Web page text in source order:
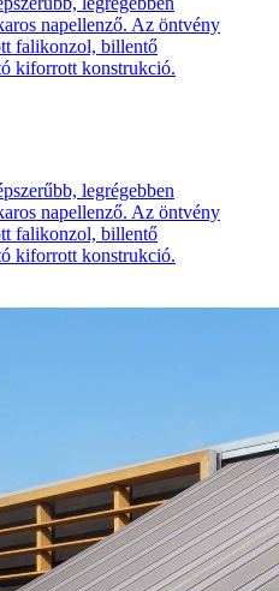
napellenző. Az öntvény
falikonzol, billentő
kiforrott konstrukció.
legrégebben
napellenző. Az öntvény
falikonzol, billentő
kiforrott konstrukció.